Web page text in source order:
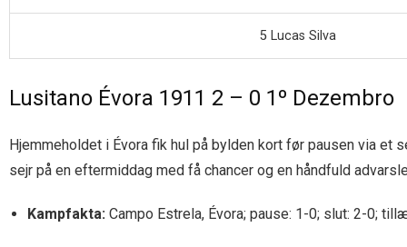
5 Lucas Silva
Lusitano Évora 1911 2 – 0 1º Dezembro
Hjemmeholdet i Évora fik hul på bylden kort før pausen via
sejr på en eftermiddag med få chancer og en håndfuld
Kampfakta: Campo Estrela, Évora; pause: 1-0; slut: 2-0;